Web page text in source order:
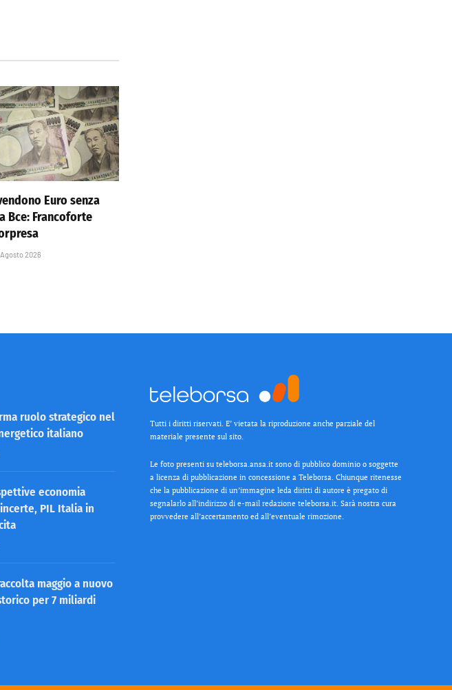
Euro senza
Bce: Francoforte
2026
ruolo strategico nel
italiano
economia
PIL Italia in
maggio a nuovo
per 7 miliardi
Tutti i diritti riservati. E’ vietata la riproduzione anche parziale del
materiale presente sul sito.
Le foto presenti su teleborsa.ansa.it sono di pubblico dominio o soggette
a licenza di pubblicazione in concessione a Teleborsa. Chiunque ritenesse
che la pubblicazione di un’immagine leda diritti di autore è pregato di
segnalarlo all’indirizzo di e-mail redazione teleborsa.it. Sarà nostra cura
provvedere all’accertamento ed all’eventuale rimozione.